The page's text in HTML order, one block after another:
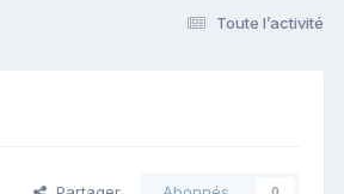
Toute l’activité